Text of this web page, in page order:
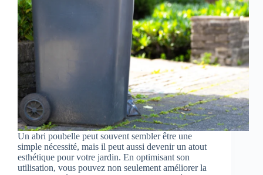
Un abri poubelle peut souvent sembler être une
simple nécessité, mais il peut aussi devenir un atout
esthétique pour votre jardin. En optimisant son
utilisation, vous pouvez non seulement améliorer la